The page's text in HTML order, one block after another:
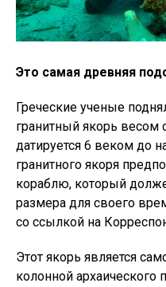
Это самая древняя
Греческие ученые
гранитный якорь весом
датируется 6 веком до
гранитного якоря
кораблю, который
размера для своего
со ссылкой на
Этот якорь является
колонной архаического